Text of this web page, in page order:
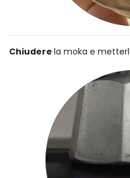
Chiudere la moka e